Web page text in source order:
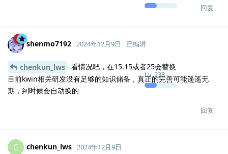
回复
shenmo7192
Lv. 238
2024年12月9日 已编辑
chenkun_lws
看情况吧，在15.15或者25会替换
目前kwin相关研发没有足够的知识储备，真正的完善可能遥遥无
期，到时候会自动换的
回复
C chenkun_lws 2024年12月9日